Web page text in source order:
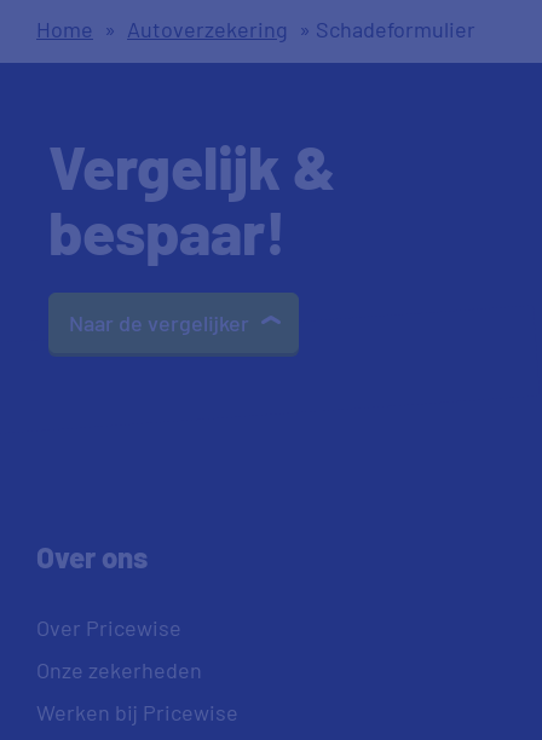
Home » Autoverzekering » Schadeformulier
Vergelijk &
bespaar!
Naar de vergelijker
Over ons
Over Pricewise
Onze zekerheden
Werken bij Pricewise